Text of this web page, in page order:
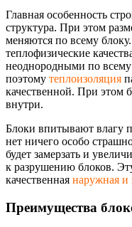
Главная особенность
структура. При этом
меняются по всему
теплофизические
неоднородными по всему
поэтому теплоизоляция
качественной. При этом
внутри.
Блоки впитывают влагу
нет ничего особо
будет замерзать и
к разрушению блоков.
качественная наружная и
Преимущества